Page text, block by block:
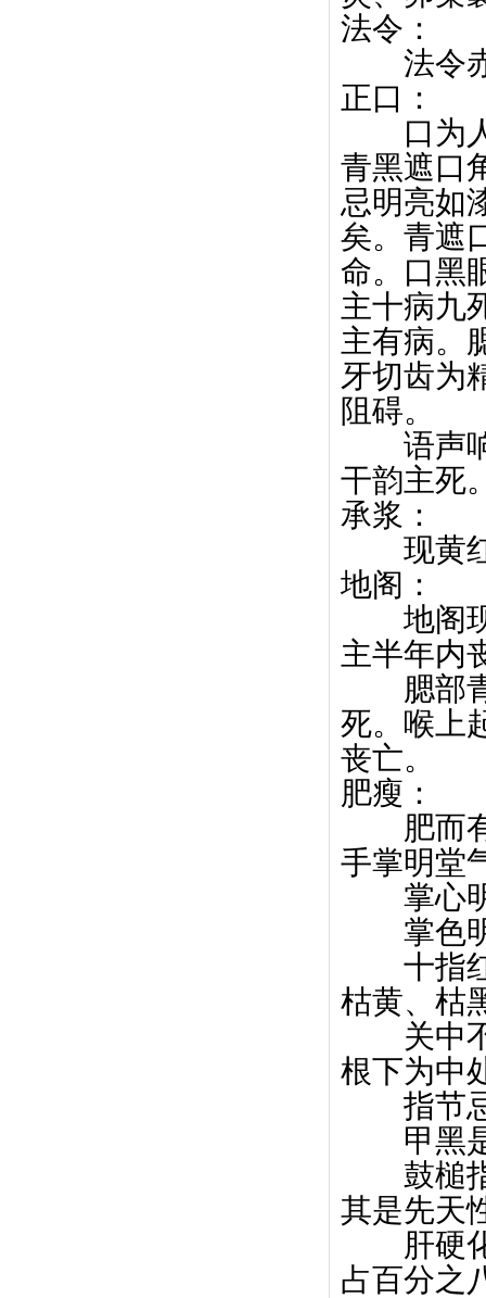
法令：
法令赤
正口：
口为人
青黑遮口
忌明亮如
矣。青遮
命。口黑
主十病九
主有病。
牙切齿为
阻碍。
语声响
干韵主
承浆：
现黄红
地阁：
地阁现
主半年
腮部青
死。喉上
丧亡。
肥瘦：
肥而有
手掌明堂
掌心明
掌色明
十指红
枯黄、
关中不
根下为
指节忌
甲黑是
鼓槌指
其是先
肝硬化
占百分